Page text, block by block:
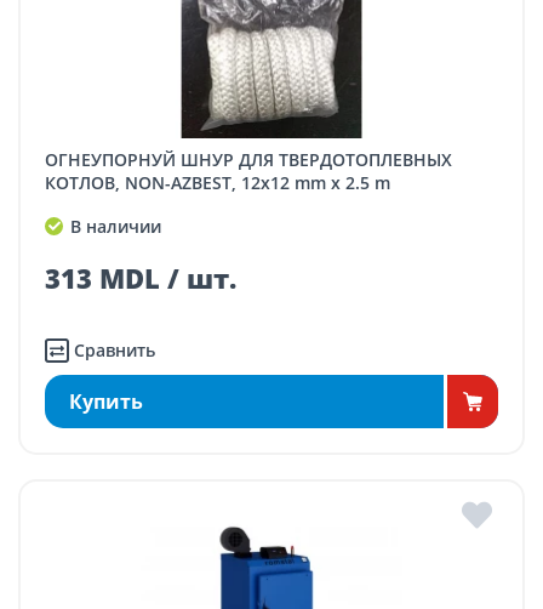
ОГНЕУПОРНУЙ ШНУР ДЛЯ ТВЕРДОТОПЛЕВНЫХ
КОТЛОВ, NON-AZBEST, 12x12 mm x 2.5 m
В наличии
313 MDL / шт.
Сравнить
Купить